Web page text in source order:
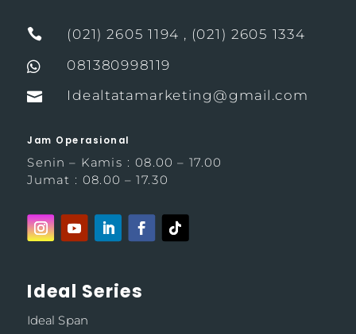
 (021) 2605 1194 , (021) 2605 1334
 081380998119
 Idealtatamarketing@gmail.com
Jam Operasional
Senin – Kamis : 08.00 – 17.00
Jumat : 08.00 – 17.30
Ideal Series
Ideal Span